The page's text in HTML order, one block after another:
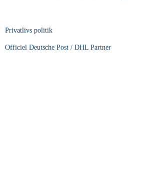
Privatlivs politik
Officiel Deutsche Post / DHL Partner